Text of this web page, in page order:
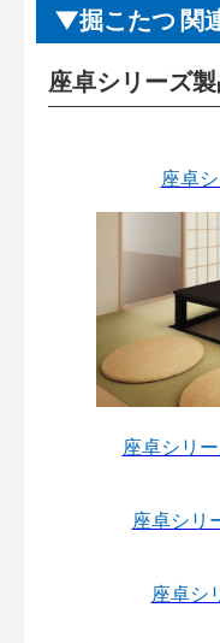
掘こたつ 関
座卓シリーズ
座卓
座卓シリ
座卓シリ
座卓シ